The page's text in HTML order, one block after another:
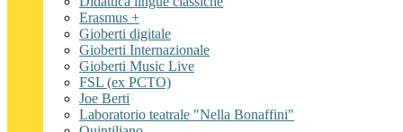
Erasmus +
Gioberti digitale
Gioberti Internazionale
Gioberti Music Live
FSL (ex PCTO)
Joe Berti
Laboratorio teatrale "Nella Bonaffini"